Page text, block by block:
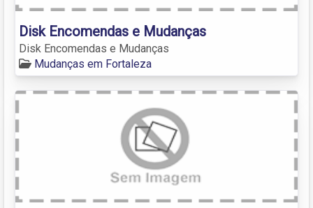
Disk Encomendas e Mudanças
Disk Encomendas e Mudanças
Mudanças em Fortaleza